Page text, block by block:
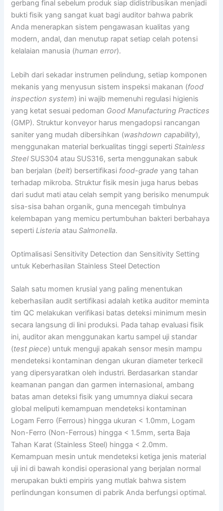
gerbang final sebelum produk siap didistribusikan menjadi
bukti fisik yang sangat kuat bagi auditor bahwa pabrik
Anda menerapkan sistem pengawasan kualitas yang
modern, andal, dan menutup rapat setiap celah potensi
kelalaian manusia (human error).
Lebih dari sekadar instrumen pelindung, setiap komponen
mekanis yang menyusun sistem inspeksi makanan (food
inspection system) ini wajib memenuhi regulasi higienis
yang ketat sesuai pedoman Good Manufacturing Practices
(GMP). Struktur konveyor harus mengadopsi rancangan
saniter yang mudah dibersihkan (washdown capability),
menggunakan material berkualitas tinggi sepertiStainless
SteelSUS304 atau SUS316, serta menggunakan sabuk
ban berjalan (belt) bersertifikasi food-grade yang tahan
terhadap mikroba. Struktur fisik mesin juga harus bebas
dari sudut mati atau celah sempit yang berisiko menumpuk
sisa-sisa bahan organik, guna mencegah timbulnya
kelembapan yang memicu pertumbuhan bakteri berbahaya
sepertiListeria atauSalmonella.
Optimalisasi Sensitivity Detection dan Sensitivity Setting
untuk Keberhasilan Stainless Steel Detection
Salah satu momen krusial yang paling menentukan
keberhasilan audit sertifikasi adalah ketika auditor meminta
tim QC melakukan verifikasi batas deteksi minimum mesin
secara langsung di lini produksi. Pada tahap evaluasi fisik
ini, auditor akan menggunakan kartu sampel uji standar
(test piece) untuk menguji apakah sensor mesin mampu
mendeteksi kontaminan dengan ukuran diameter terkecil
yang dipersyaratkan oleh industri. Berdasarkan standar
keamanan pangan dan garmen internasional, ambang
batas aman deteksi fisik yang umumnya diakui secara
global meliputi kemampuan mendeteksi kontaminan
Logam Ferro (Ferrous) hingga ukuran < 1.0mm, Logam
Non-Ferro (Non-Ferrous) hingga < 1.5mm, serta Baja
Tahan Karat (Stainless Steel) hingga < 2.0mm.
Kemampuan mesin untuk mendeteksi ketiga jenis material
uji ini di bawah kondisi operasional yang berjalan normal
merupakan bukti empiris yang mutlak bahwa sistem
perlindungan konsumen di pabrik Anda berfungsi optimal.